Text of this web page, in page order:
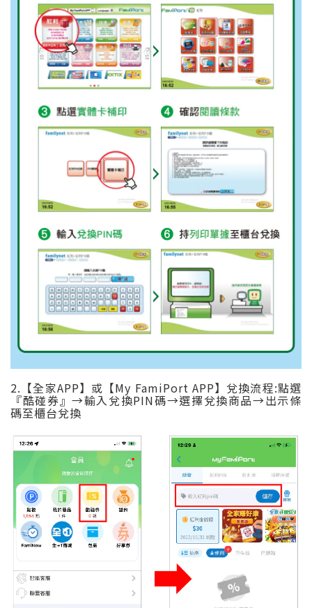
2.【全家APP】或【My FamiPort APP】兌換流程:點選
『酷碰券』→輸入兌換PIN碼→選擇兌換商品→出示條
碼至櫃台兌換